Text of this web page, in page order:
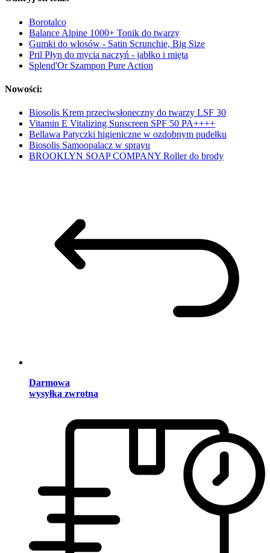
Borotalco
Balance Alpine 1000+ Tonik do twarzy
Gumki do włosów - Satin Scrunchie, Big Size
Pril Płyn do mycia naczyń - jabłko i mięta
Splend'Or Szampon Pure Action
Nowości:
Biosolis Krem przeciwsłoneczny do twarzy LSF 30
Vitamin E Vitalizing Sunscreen SPF 50 PA++++
Bellawa Patyczki higieniczne w ozdobnym pudełku
Biosolis Samoopalacz w sprayu
BROOKLYN SOAP COMPANY Roller do brody
Darmowa
wysyłka zwrotna